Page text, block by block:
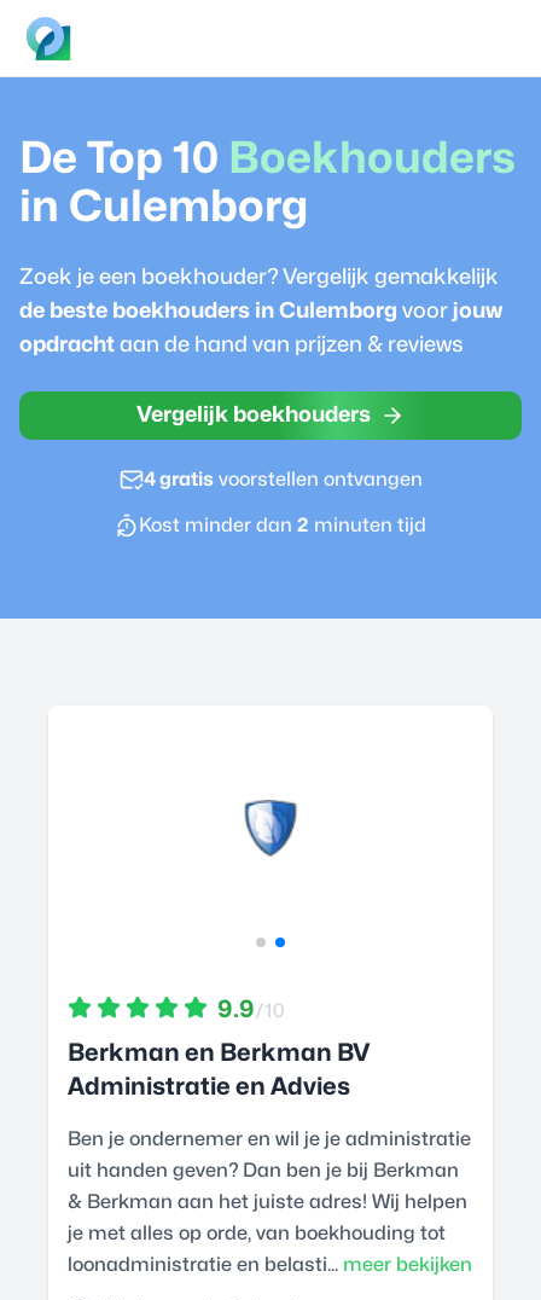
De Top 10 Boekhouders
in Culemborg
Zoek je een boekhouder? Vergelijk gemakkelijk
de beste boekhouders in Culemborg voor jouw
opdracht aan de hand van prijzen & reviews
Vergelijk boekhouders
4 gratisvoorstellen ontvangen
Kost minder dan 2 minuten tijd
9.9/10
Berkman en Berkman BV
Administratie en Advies
Ben je ondernemer en wil je je administratie
uit handen geven? Dan ben je bij Berkman
& Berkman aan het juiste adres! Wij helpen
je met alles op orde, van boekhouding tot
loonadministratie en belasti... meer bekijken